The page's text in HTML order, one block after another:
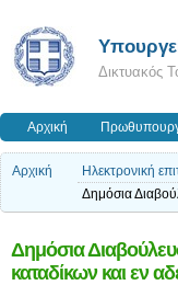
Δικτυακός
Αρχική
Αρχική
Ηλεκτρονική
Δημόσια
Δημόσια
καταδίκων και εν